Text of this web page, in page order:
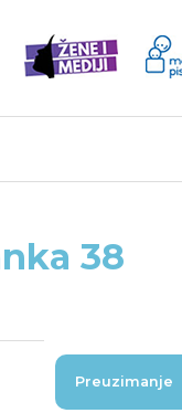
38
Preuzimanje